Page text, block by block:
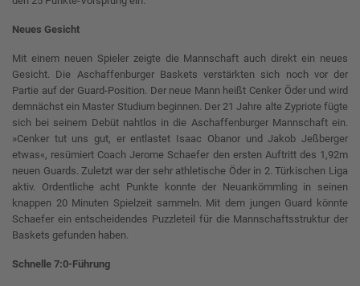
Neues Gesicht
Mit einem neuen Spieler zeigte die Mannschaft auch direkt ein neues
Gesicht. Die Aschaffenburger Baskets verstärkten sich noch vor der
Partie auf der Guard-Position. Der neue Mann heißt Cenker Öder und wird
demnächst ein Master Studium beginnen. Der 21 Jahre alte Zypriote fügte
sich bei seinem Debüt nahtlos in die Aschaffenburger Mannschaft ein.
»Cenker tut uns gut, er entlastet Isaac Obanor und Jakob Jeßberger
etwas«, resümiert Coach Jerome Schaefer den ersten Auftritt des 1,92m
neuen Guards. Zuletzt war der sehr athletische Öder in 2. Türkischen Liga
aktiv. Ordentliche acht Punkte konnte der Neuankömmling in seinen
knappen 20 Minuten Spielzeit sammeln. Mit dem jungen Guard könnte
Schaefer ein entscheidendes Puzzleteil für die Mannschaftsstruktur der
Baskets gefunden haben.
Schnelle 7:0-Führung